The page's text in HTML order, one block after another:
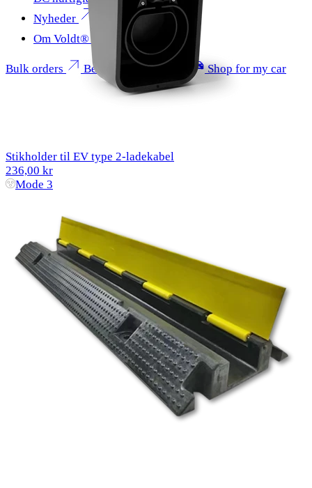
Nyheder
Om Voldt®
Bulk orders Become a partner Shop for my car
Stikholder til EV type 2-ladekabel
236,00 kr
Mode 3